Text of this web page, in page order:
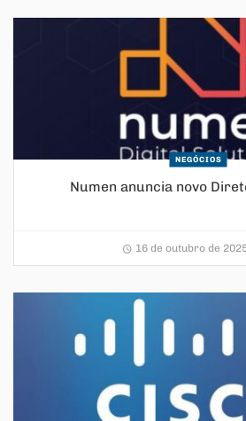
NEGÓCIOS
Numen anuncia novo
16 de outubro de